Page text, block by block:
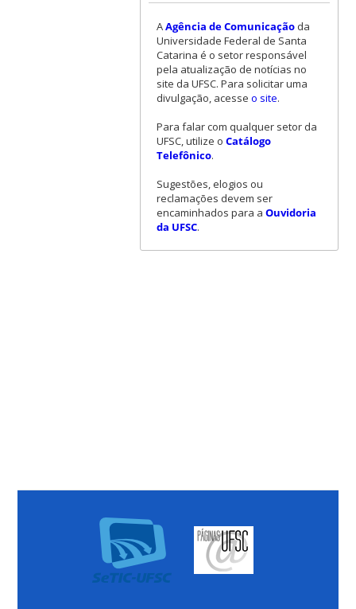
AAgência de Comunicaçãoda
Universidade Federal de Santa
Catarina é o setor responsável
pela atualização de notícias no
site da UFSC. Para solicitar uma
divulgação, acesse o site.
Para falar com qualquer setor da
UFSC, utilize o Catálogo
Telefônico.
Sugestões, elogios ou
reclamações devem ser
encaminhados para a Ouvidoria
da UFSC.